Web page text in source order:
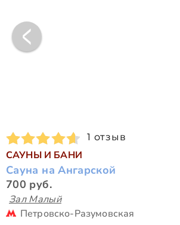
1 отзыв
САУНЫ И БАНИ
Сауна на Ангарской
700 руб.
Зал Малый
Петровско-Разумовская